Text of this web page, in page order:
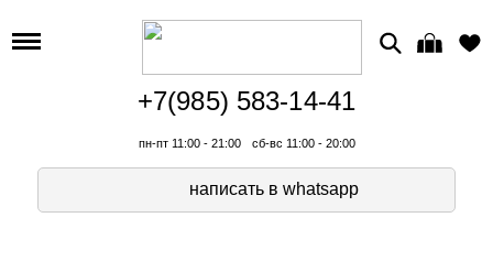
+7(985) 583-14-41
пн-пт 11:00 - 21:00 сб-вс 11:00 - 20:00
написать в whatsapp